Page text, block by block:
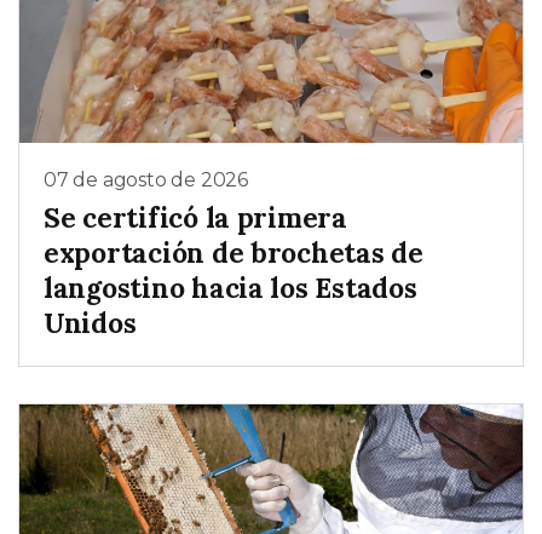
07 de agosto de 2026
Se certificó la primera
exportación de brochetas de
langostino hacia los Estados
Unidos